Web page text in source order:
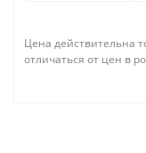
Цена действительна
отличаться от цен в